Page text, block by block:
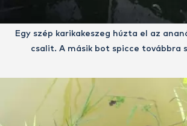
Egy szép karikakeszeg húzta el az
csalit. A másik bot spicce továbbra